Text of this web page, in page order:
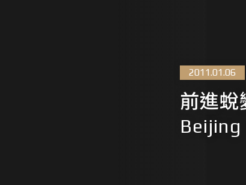
2011.01.06
前進